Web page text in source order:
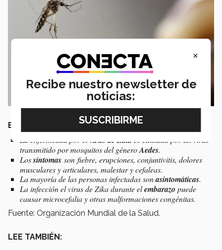
EL VIRUS DEL ZIKA
La enfermedad por el virus de Zika es causada por un virus
transmitido por mosquitos del géneroAedes.
Lossíntomas son fiebre, erupciones, conjuntivitis, dolores
musculares y articulares, malestar y cefaleas.
La mayoría de las personas infectadas sonasintomáticas.
La infección el virus de Zika durante elembarazo puede
causar microcefalia y otras malformaciones congénitas.
Fuente: Organización Mundial de la Salud.
LEE TAMBIÉN:
×
Recibe nuestro newsletter de
noticias: